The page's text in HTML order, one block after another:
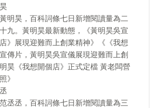
明昊，百科詞條七日新增閱讀量為二
九。黃明昊最新動態，《黃明昊吳宣
》展現迎難而上創業精神》《《我想
傳片，黃明昊吳宣儀展現迎難而上創
昊《我想開個店》正式定檔 黃老闆營
》
丞丞，百科詞條七日新增閱讀量為三